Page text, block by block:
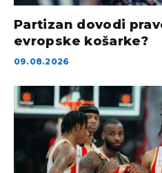
Partizan dovodi
evropske košarke?
09.08.2026